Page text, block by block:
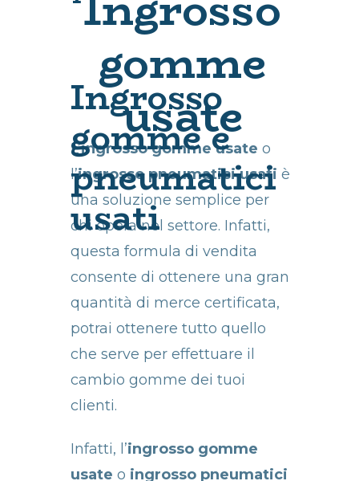
gomme
usate
Ingrosso
gomme e
pneumatici
usati
L’ingrosso gomme usate o
l’ingrosso pneumatici usati è
una soluzione semplice per
chi opera nel settore. Infatti,
questa formula di vendita
consente di ottenere una gran
quantità di merce certificata,
potrai ottenere tutto quello
che serve per effettuare il
cambio gomme dei tuoi
clienti.
Infatti, l’ingrosso gomme
usate o ingrosso pneumatici